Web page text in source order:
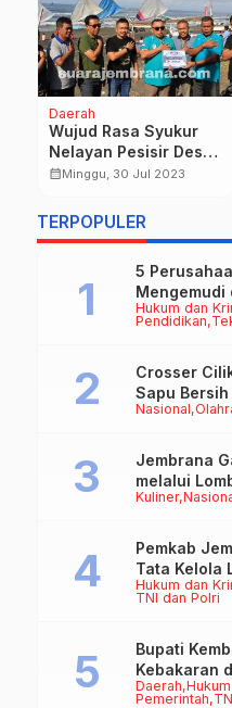
Daerah
Wujud Rasa Syukur
Nelayan Pesisir Desa
Air Kuning
Laut
calendar_monthMinggu, 30 Jul 2023
TERPOPULER
Hukum dan
Pendidikan
5
Mengemudi
Peluang
Nasional
Crosser
Sapu
50cc
Kuliner
Jembrana
melalui
Rasa
Hukum dan
TNI dan Polri
Pemkab
Tata Kelola
Datun
Daerah
Pemerintah
Bupati
Kebakaran
Disalurkan